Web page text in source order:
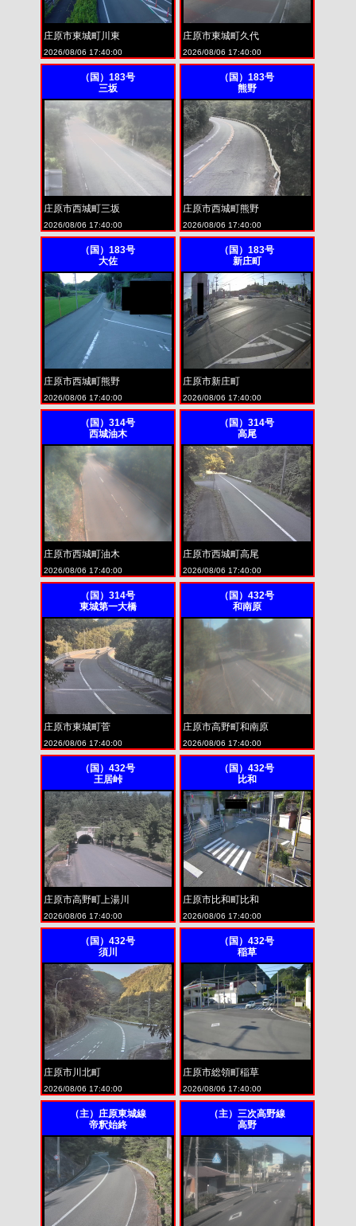
庄原市東城町川東
2026/08/06 17:40:00
庄原市東城町久代
2026/08/06 17:40:00
（国）183号
三坂
庄原市西城町三坂
2026/08/06 17:40:00
（国）183号
熊野
庄原市西城町熊野
2026/08/06 17:40:00
（国）183号
大佐
庄原市西城町熊野
2026/08/06 17:40:00
（国）183号
新庄町
庄原市新庄町
2026/08/06 17:40:00
（国）314号
西城油木
庄原市西城町油木
2026/08/06 17:40:00
（国）314号
高尾
庄原市西城町高尾
2026/08/06 17:40:00
（国）314号
東城第一大橋
庄原市東城町菅
2026/08/06 17:40:00
（国）432号
和南原
庄原市高野町和南原
2026/08/06 17:40:00
（国）432号
王居峠
庄原市高野町上湯川
2026/08/06 17:40:00
（国）432号
比和
庄原市比和町比和
2026/08/06 17:40:00
（国）432号
須川
庄原市川北町
2026/08/06 17:40:00
（国）432号
稲草
庄原市総領町稲草
2026/08/06 17:40:00
（主）庄原東城線
帝釈始終
（主）三次高野線
高野